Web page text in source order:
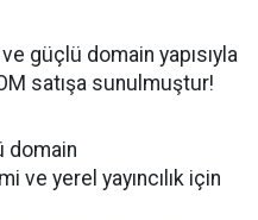
güçlü domain yapısıyla
satışa sunulmuştur!
domain
ve yerel yayıncılık için